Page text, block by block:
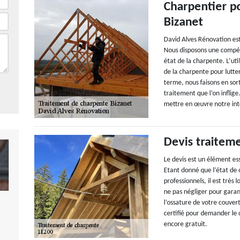
Charpentier
Bizanet
David Alves Rénovation
Nous disposons une
état de la charpente.
de la charpente pour
terme, nous faisons en
traitement que l’on
mettre en œuvre notre
Devis
Le devis est un élément
Etant donné que l’état de
professionnels, il est très
ne pas négliger pour
l’ossature de votre
certifié pour demander le
encore gratuit.